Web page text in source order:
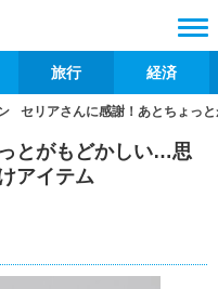
旅行 経済
セリアさんに感謝！あとちょっ
とがもどかしい…思
アイテム